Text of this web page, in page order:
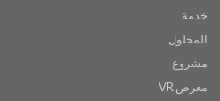
خدمة
المحلول
مشروع
معرض VR